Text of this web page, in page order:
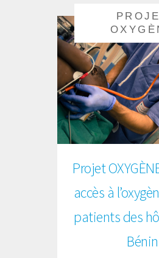
Projet
accès à
patients des
Bénin